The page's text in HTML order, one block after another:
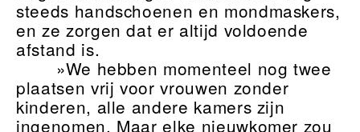
steeds handschoenen en mondmaskers,
en ze zorgen dat er altijd voldoende
afstand is.
»We hebben momenteel nog twee
plaatsen vrij voor vrouwen zonder
kinderen, alle andere kamers zijn
ingenomen. Maar elke nieuwkomer zou